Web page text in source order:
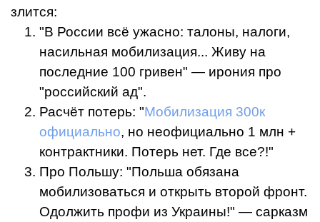
злится:
"В России всё ужасно: талоны, налоги,
насильная мобилизация... Живу на
последние 100 гривен" — ирония про
"российский ад".
Расчёт потерь: "Мобилизация 300к
официально, но неофициально 1 млн +
контрактники. Потерь нет. Где все?!"
Про Польшу: "Польша обязана
мобилизоваться и открыть второй фронт.
Одолжить профи из Украины!" — сарказм